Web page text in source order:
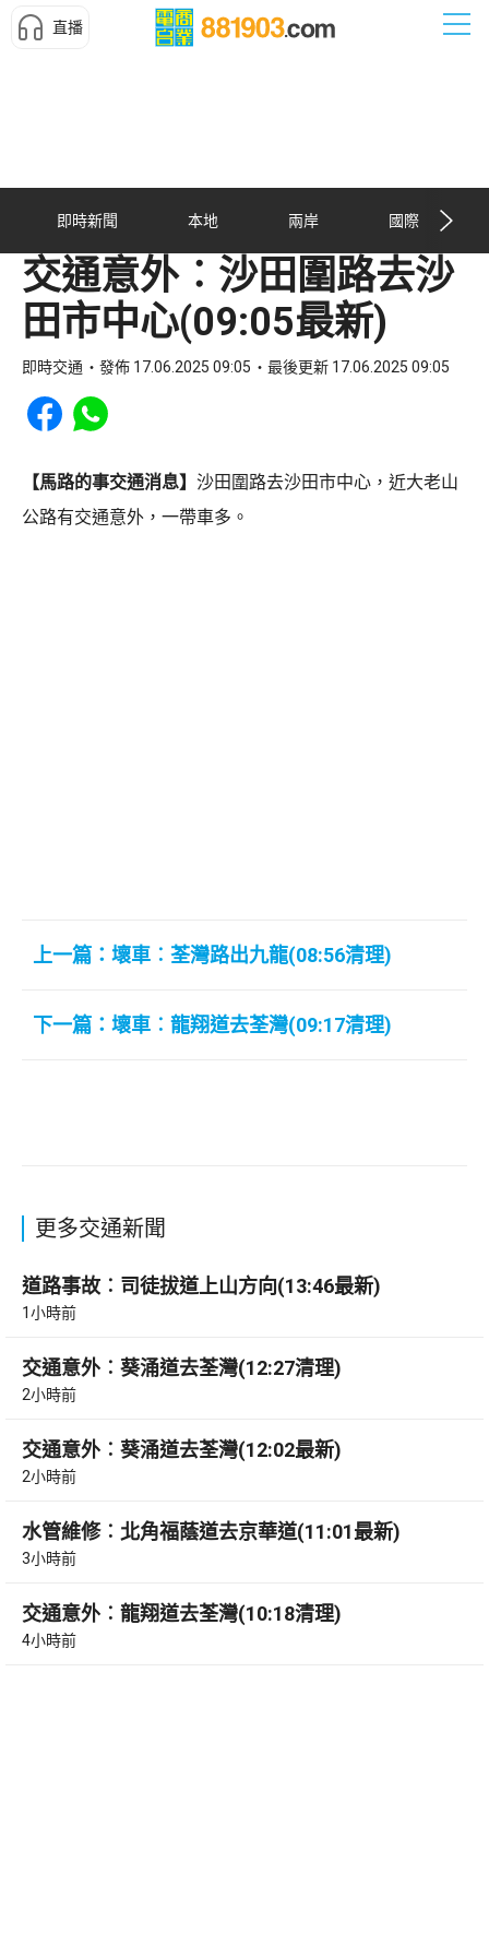
直播
即時新聞 本地 兩岸 國際
交通意外︰沙田圍路去沙
田市中心(09:05最新)
即時交通 發佈 17.06.2025 09:05 最後更新 17.06.2025 09:05
Share to Facebook
Share to WhatsApp
【馬路的事交通消息】 沙田圍路去沙田市中心，近大老山
公路有交通意外，一帶車多。
上一篇：壞車︰荃灣路出九龍(08:56清理)
下一篇：壞車︰龍翔道去荃灣(09:17清理)
更多交通新聞
道路事故︰司徒拔道上山方向(13:46最新)
1小時前
交通意外︰葵涌道去荃灣(12:27清理)
2小時前
交通意外︰葵涌道去荃灣(12:02最新)
2小時前
水管維修︰北角福蔭道去京華道(11:01最新)
3小時前
交通意外︰龍翔道去荃灣(10:18清理)
4小時前